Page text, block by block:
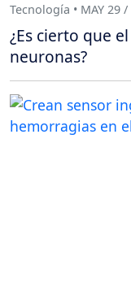
Tecnología • MAY 29 /
¿Es cierto que
neuronas?